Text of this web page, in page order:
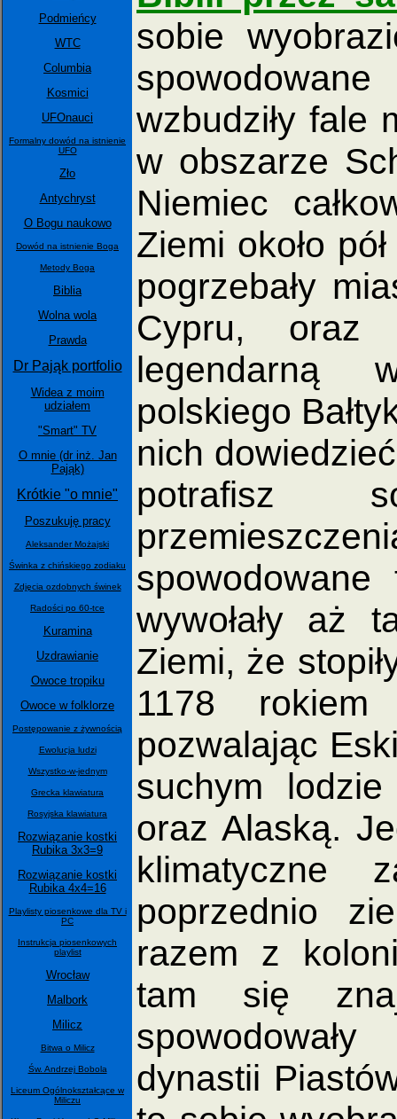
Podmieńcy
WTC
Columbia
Kosmici
UFOnauci
Formalny dowód na istnienie
UFO
Zło
Antychryst
O Bogu naukowo
Dowód na istnienie Boga
Metody Boga
Biblia
Wolna wola
Prawda
Dr Pająk portfolio
Widea z moim
udziałem
"Smart" TV
O mnie (dr inż. Jan
Pająk)
Krótkie "o mnie"
Poszukuję pracy
Aleksander Możajski
Świnka z chińskiego zodiaku
Zdjęcia ozdobnych świnek
Radości po 60-tce
Kuramina
Uzdrawianie
Owoce tropiku
Owoce w folklorze
Postępowanie z żywnością
Ewolucja ludzi
Wszystko-w-jednym
Grecka klawiatura
Rosyjska klawiatura
Rozwiązanie kostki
Rubika 3x3=9
Rozwiązanie kostki
Rubika 4x4=16
Playlisty piosenkowe dla TV i
PC
Instrukcja piosenkowych
playlist
Wrocław
Malbork
Milicz
Bitwa o Milicz
Św. Andrzej Bobola
Liceum Ogólnokształcące w
Miliczu
sobie
wzbudziły fale
w obszarze
Niemiec
Ziemi około
pogrzebały
Cypru, oraz
legendarną
polskiego
nich
potrafisz
wywołały aż
Ziemi, że
1178 rokiem
pozwalając
suchym
oraz Alaską.
klimatyczne
poprzednio
razem z
tam się
dynastii